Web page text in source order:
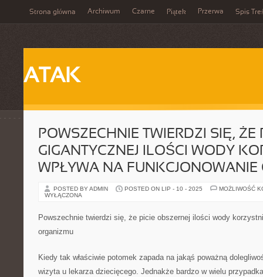
Strona główna Archiwum Czarne Piątek Przerwa Spis
ATAK
POWSZECHNIE TWIERDZI SIĘ, ŻE
GIGANTYCZNEJ ILOŚCI WODY
WPŁYWA NA FUNKCJONOWANIE
POSTED BY ADMIN POSTED ON LIP - 10 - 2025
MOŻLIWOŚĆ
WYŁĄCZONA
Powszechnie twierdzi się, że picie obszernej ilości wody
organizmu
Kiedy tak właściwie potomek zapada na jakąś poważną
wizyta u lekarza dziecięcego. Jednakże bardzo w wielu